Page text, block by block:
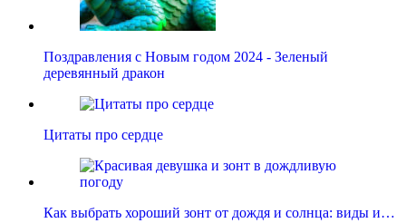
Поздравления с Новым годом 2024 - Зеленый
деревянный дракон
Цитаты про сердце
Как выбрать хороший зонт от дождя и солнца: виды и…